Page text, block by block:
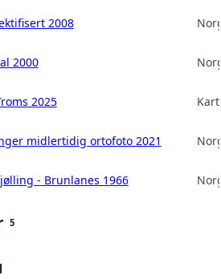
2008
2000
2025
midlertidig ortofoto 2021
- Brunlanes 1966
5